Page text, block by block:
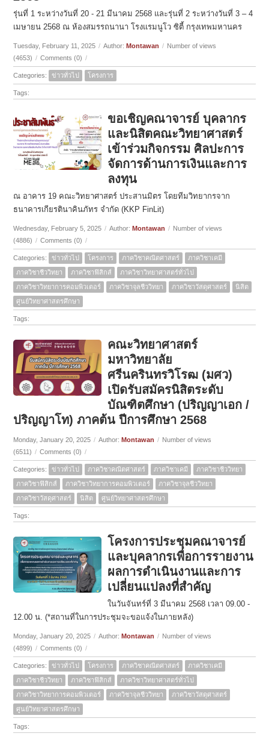
รุ่นที่ 1 ระหว่างวันที่ 20 - 21 มีนาคม 2568 และรุ่นที่ 2 ระหว่างวันที่ 3 – 4
เมษายน 2568 ณ ห้องสมรรถนานา โรงแรมนูโว ซิตี้ กรุงเทพมหานคร
Tuesday, February 11, 2025 / Author:Montawan / Number of views
(4653) / Comments (0) /
Categories: ข่าวทั่วไป โครงการ
Tags:
ขอเชิญคณาจารย์ บุคลากร
และนิสิตคณะวิทยาศาสตร์
เข้าร่วมกิจกรรม ศิลปะการ
จัดการด้านการเงินและการ
ลงทุน
ณ อาคาร 19 คณะวิทยาศาสตร์ ประสานมิตร โดยทีมวิทยากรจาก
ธนาคารเกียรตินาคินภัทร จำกัด (KKP FinLit)
Wednesday, February 5, 2025 / Author:Montawan / Number of views
(4886) / Comments (0) /
Categories: ข่าวทั่วไป โครงการ ภาควิชาคณิตศาสตร์
ภาควิชาเคมี
ภาควิชาชีววิทยา
ภาควิชาฟิสิกส์
ภาควิชาวิทยาศาสตร์ทั่วไป
ภาควิชาวิทยาการคอมพิวเตอร์
ภาควิชาจุลชีววิทยา ภาควิชาวัสดุศาสตร์
นิสิต
ศูนย์วิทยาศาสตรศึกษา
Tags:
คณะวิทยาศาสตร์
มหาวิทยาลัย
ศรีนครินทรวิโรฒ (มศว)
เปิดรับสมัครนิสิตระดับ
บัณฑิตศึกษา (ปริญญาเอก /
ปริญญาโท) ภาคต้น ปีการศึกษา 2568
Monday, January 20, 2025 / Author:Montawan / Number of views
(6511) / Comments (0) /
Categories: ข่าวทั่วไป ภาควิชาคณิตศาสตร์ ภาควิชาเคมี
ภาควิชาชีววิทยา
ภาควิชาฟิสิกส์
ภาควิชาวิทยาการคอมพิวเตอร์
ภาควิชาจุลชีววิทยา
ภาควิชาวัสดุศาสตร์
นิสิต ศูนย์วิทยาศาสตรศึกษา
Tags:
โครงการประชุมคณาจารย์
และบุคลากรเพื่อการรายงาน
ผลการดำเนินงานและการ
เปลี่ยนแปลงที่สำคัญ
ในวันจันทร์ที่ 3 มีนาคม 2568 เวลา 09.00 -
12.00 น. (*สถานที่ในการประชุมจะขอแจ้งในภายหลัง)
Monday, January 20, 2025 / Author:Montawan / Number of views
(4899) / Comments (0) /
Categories: ข่าวทั่วไป โครงการ ภาควิชาคณิตศาสตร์
ภาควิชาเคมี
ภาควิชาชีววิทยา
ภาควิชาฟิสิกส์
ภาควิชาวิทยาศาสตร์ทั่วไป
ภาควิชาวิทยาการคอมพิวเตอร์
ภาควิชาจุลชีววิทยา
ภาควิชาวัสดุศาสตร์
ศูนย์วิทยาศาสตรศึกษา
Tags: